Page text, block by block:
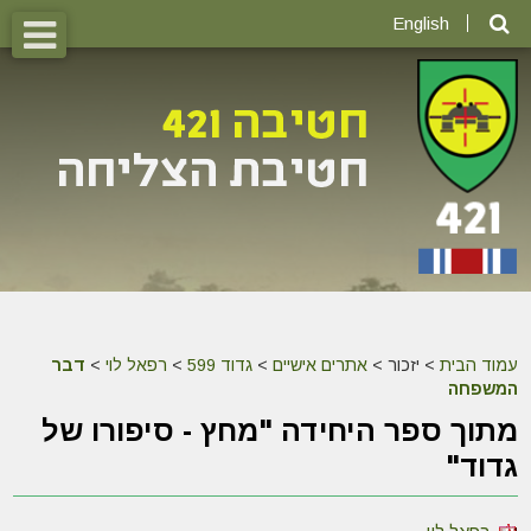
English
עמוד הבית > יזכור >אתרים אישיים >גדוד 599 > רפאל לוי > דבר
המשפחה
מתוך ספר היחידה "מחץ - סיפורו של
גדוד"